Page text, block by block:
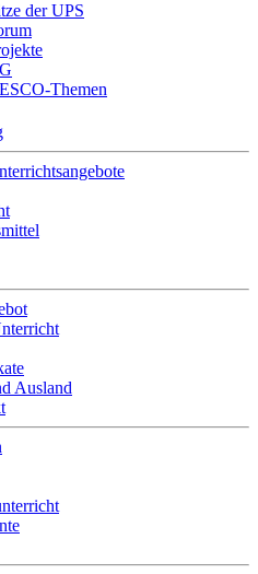
der UPS
Themen
Ausland